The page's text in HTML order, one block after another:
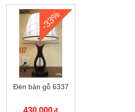
-33%
Đèn bàn gỗ 6337
430,000